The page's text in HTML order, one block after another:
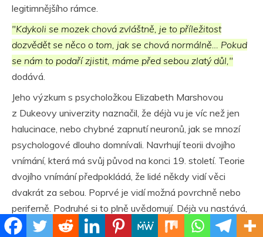
legitimnějšího rámce.
"Kdykoli se mozek chová zvláštně, je to příležitost
dozvědět se něco o tom, jak se chová normálně… Pokud
se nám to podaří zjistit, máme před sebou zlatý důl,"
dodává.
Jeho výzkum s psycholožkou Elizabeth Marshovou
z Dukeovy univerzity naznačil, že déjà vu je víc než jen
halucinace, nebo chybné zapnutí neuronů, jak se mnozí
psychologové dlouho domnívali. Navrhují teorii dvojího
vnímání, která má svůj původ na konci 19. století. Teorie
dvojího vnímání předpokládá, že lidé někdy vidí věci
dvakrát za sebou. Poprvé je vidí možná povrchně nebo
periferně. Podruhé si to plně uvědomují. Déjà vu nastává,
když se vjemy takříkajíc setkají a pozdraví. Mozek možná